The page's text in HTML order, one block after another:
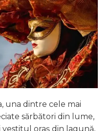
una dintre cele mai
sărbători din lume,
oraș din lagună,